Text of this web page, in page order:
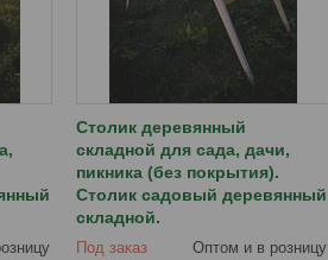
Столик деревянный
складной для сада, дачи,
пикника (без покрытия).
Столик садовый деревянный
складной.
Под заказ Оптом и в розницу